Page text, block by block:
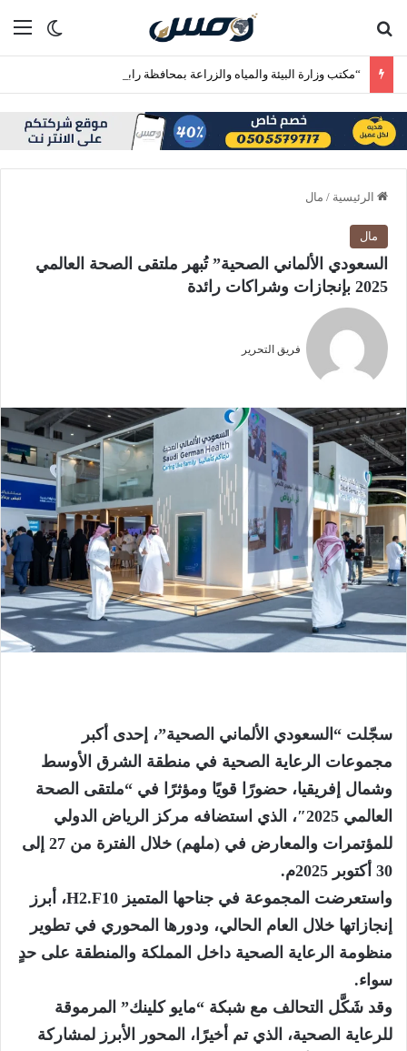
الوضع
الرئيسية / مال
مال
السعودي الألماني الصحية” تُبهر ملتقى الصحة العالمي
2025 بإنجازات وشراكات رائدة
فريق التحرير
سجّلت “السعودي الألماني الصحية”، إحدى أكبر
مجموعات الرعاية الصحية في منطقة الشرق الأوسط
وشمال إفريقيا، حضورًا قويًا ومؤثرًا في “ملتقى الصحة
العالمي 2025″، الذي استضافه مركز الرياض الدولي
للمؤتمرات والمعارض في (ملهم) خلال الفترة من 27 إلى
30 أكتوبر 2025م.
واستعرضت المجموعة في جناحها المتميز H2.F10، أبرز
إنجازاتها خلال العام الحالي، ودورها المحوري في تطوير
منظومة الرعاية الصحية داخل المملكة والمنطقة على حدٍ
سواء.
وقد شَكَّل التحالف مع شبكة “مايو كلينك” المرموقة
للرعاية الصحية، الذي تم أخيرًا، المحور الأبرز لمشاركة